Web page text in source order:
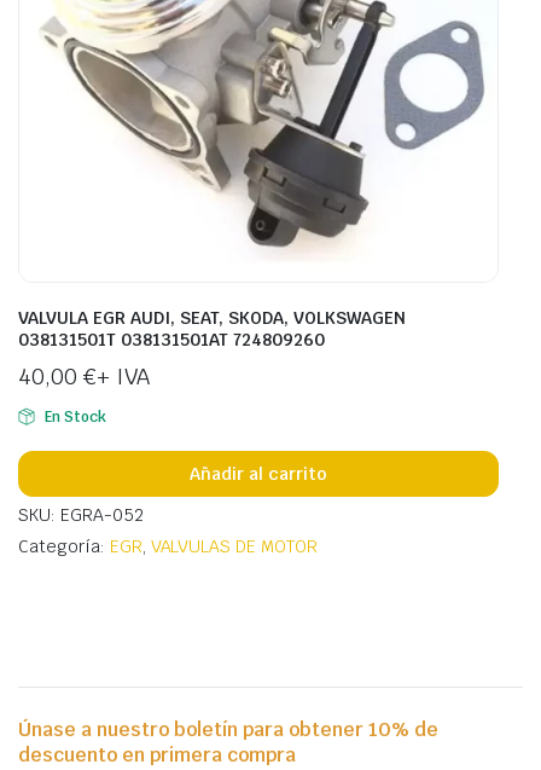
VALVULA EGR AUDI, SEAT, SKODA, VOLKSWAGEN
038131501T 038131501AT 724809260
40,00 €+ IVA
En Stock
Añadir al carrito
SKU: EGRA-052
Categoría: EGR, VALVULAS DE MOTOR
Únase a nuestro boletín para obtener 10% de
descuento en primera compra